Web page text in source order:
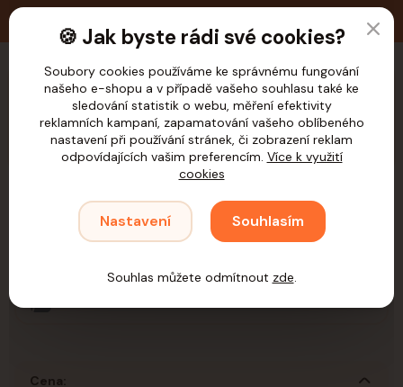
CZK
Potřeby pro krmení Ostatní
Ostatní
Cena:
🍪 Jak byste rádi své cookies?
Soubory cookies používáme ke správnému fungování
našeho e-shopu a v případě vašeho souhlasu také ke
sledování statistik o webu, měření efektivity
reklamních kampaní, zapamatování vašeho oblíbeného
nastavení při používání stránek, či zobrazení reklam
odpovídajících vašim preferencím. Více k využití
cookies
Nastavení Souhlasím
Souhlas můžete odmítnout zde.